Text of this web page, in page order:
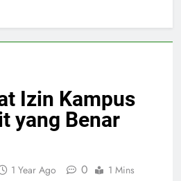
Izin Kampus
yang Benar
1 Year Ago 0 1 Mins